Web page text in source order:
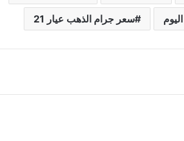
سعر جرام الذهب عيار 21